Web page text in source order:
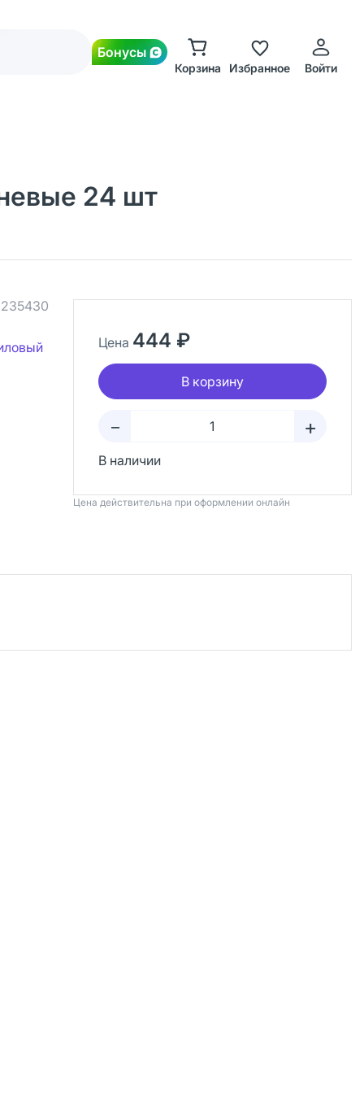
Бонусы
Корзина Избранное Войти
24 шт
235430
Цена 444 ₽
В корзину
– +
В наличии
Цена действительна при оформлении онлайн